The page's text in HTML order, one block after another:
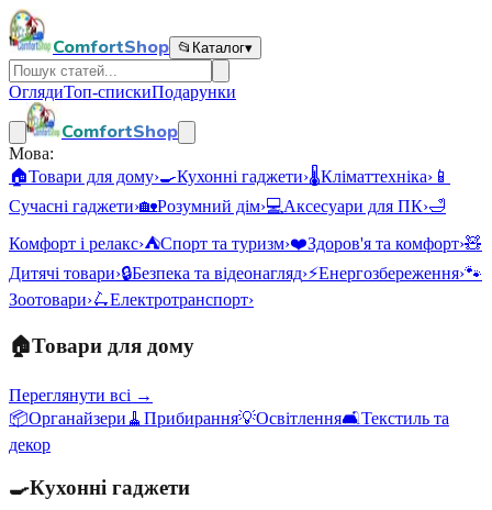
ComfortShop 📂 Каталог▾
ОглядиТоп-спискиПодарунки
ComfortShop
Мова:
🏠Товари для дому›🍳Кухонні гаджети›🌡️Кліматтехніка› 📱
Сучасні гаджети›🏡Розумний дім›💻Аксесуари для ПК›🛁
Комфорт і релакс›⛺Спорт та туризм›❤️Здоров'я та комфорт›🧸
Дитячі товари›🔒Безпека та відеонагляд›⚡Енергозбереження›🐾
Зоотовари›🛴Електротранспорт›
🏠Товари для дому
Переглянути всі →
📦Органайзери 🧹 Прибирання💡Освітлення🛋️Текстиль та
декор
🍳Кухонні гаджети